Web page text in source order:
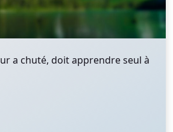
a chuté, doit apprendre seul à